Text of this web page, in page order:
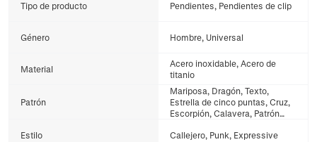
Tipo de producto Pendientes, Pendientes de clip
Género Hombre, Universal
Material
Acero inoxidable, Acero de
titanio
Patrón
Mariposa, Dragón, Texto,
Estrella de cinco puntas, Cruz,
Escorpión, Calavera, Patrón
Estilo
Callejero, Punk, Expressive